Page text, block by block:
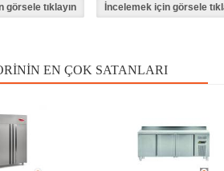
EN ÇOK SATANLARI